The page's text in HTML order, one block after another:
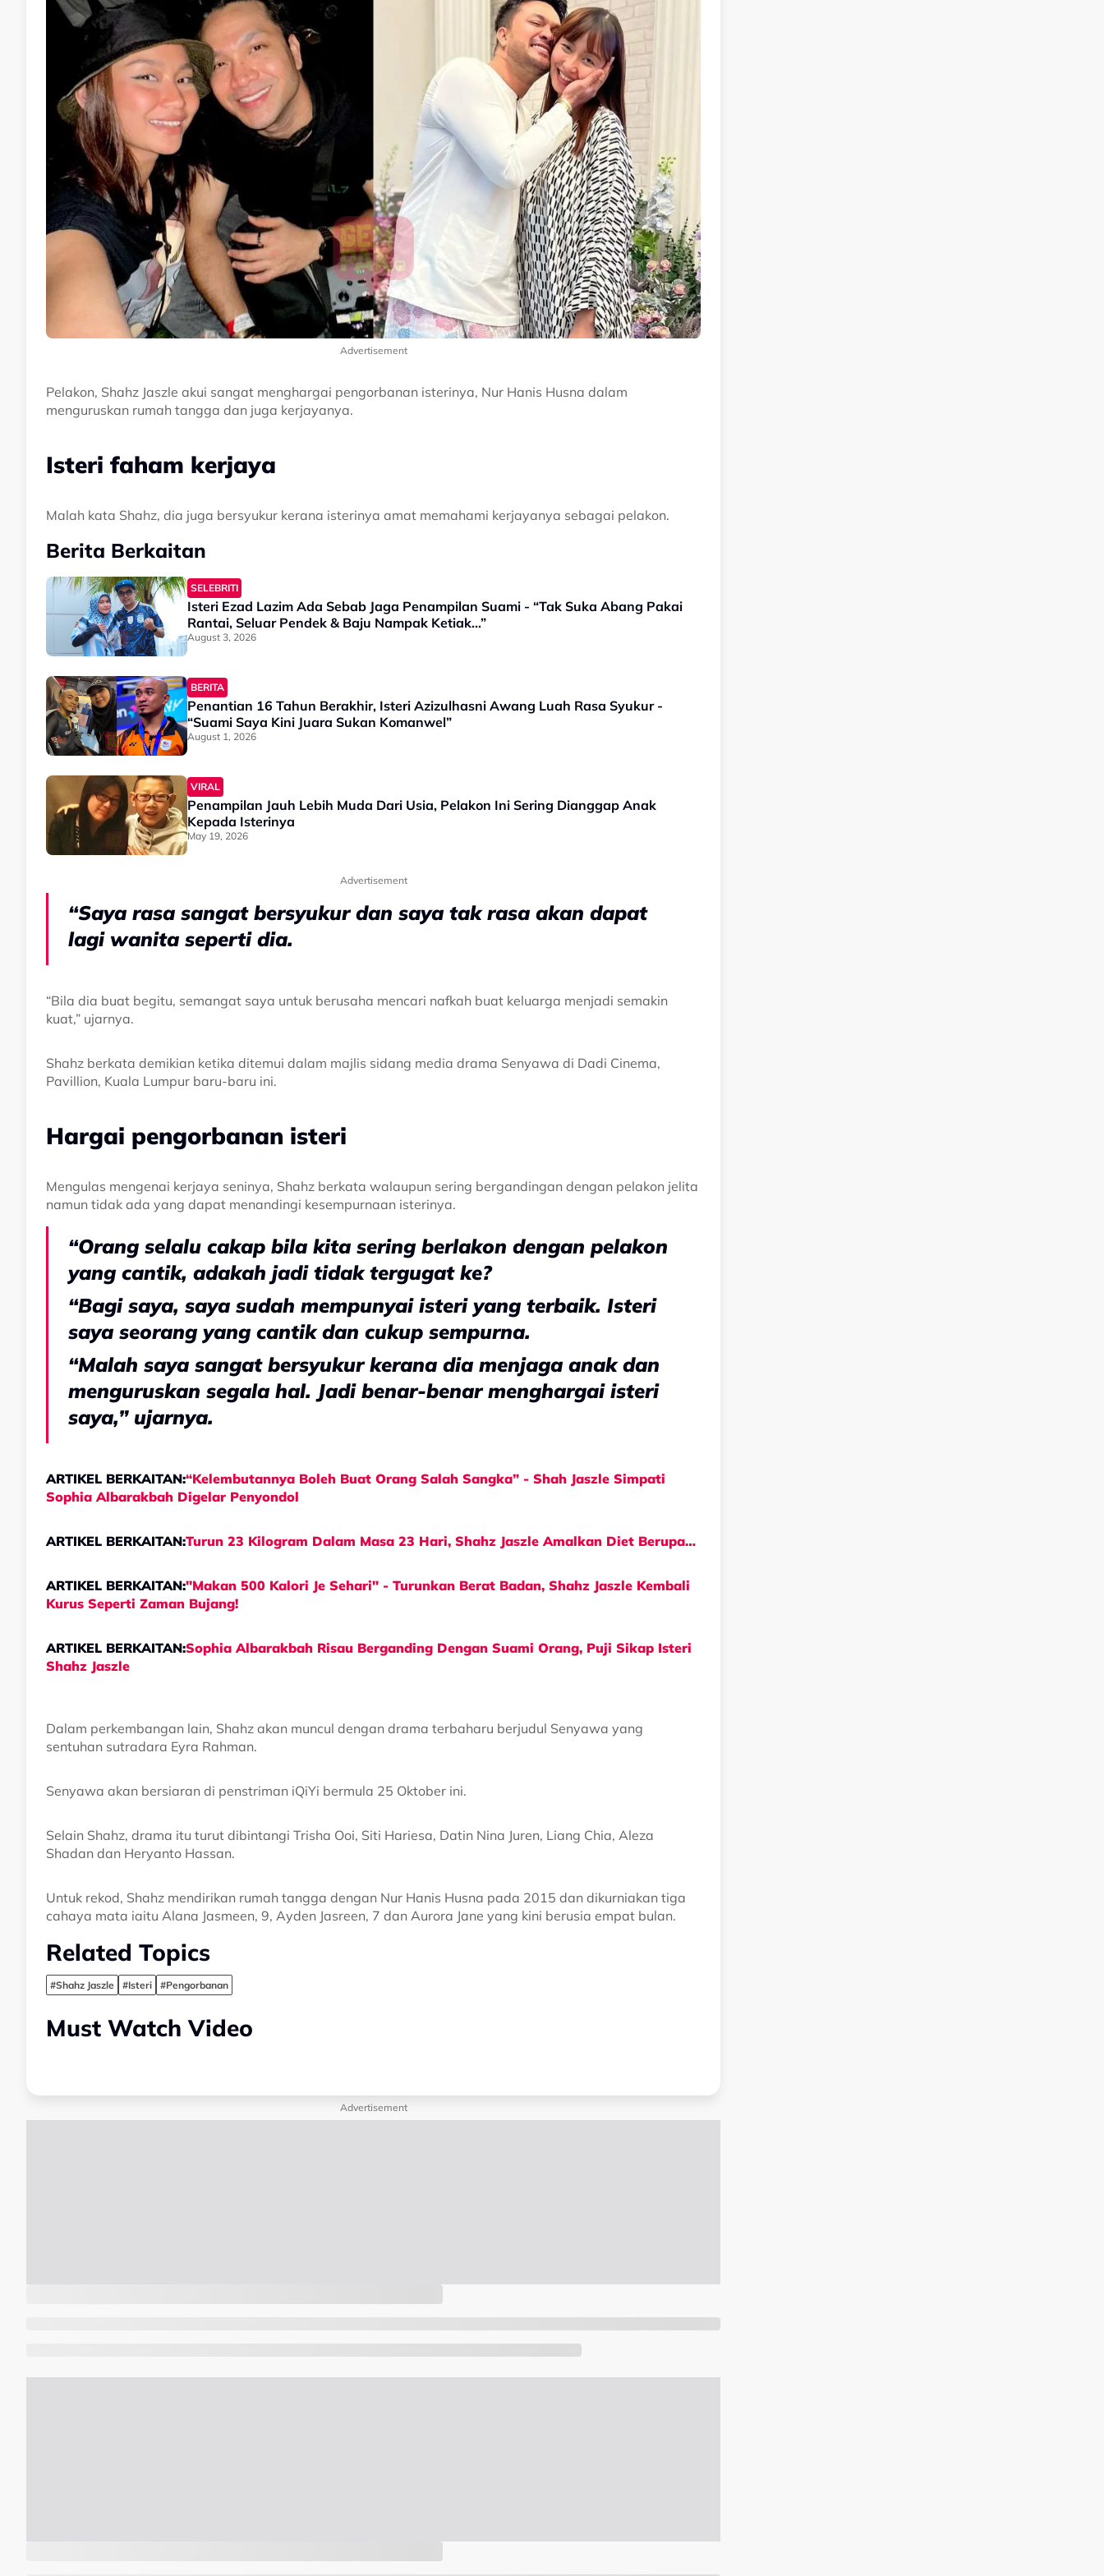
Advertisement
Pelakon, Shahz Jaszle akui sangat menghargai pengorbanan isterinya, Nur Hanis Husna dalam
menguruskan rumah tangga dan juga kerjayanya.
Isteri faham kerjaya
Malah kata Shahz, dia juga bersyukur kerana isterinya amat memahami kerjayanya sebagai pelakon.
Berita Berkaitan
SELEBRITI
Isteri Ezad Lazim Ada Sebab Jaga Penampilan Suami - “Tak Suka Abang Pakai
Rantai, Seluar Pendek & Baju Nampak Ketiak…”
August 3, 2026
BERITA
Penantian 16 Tahun Berakhir, Isteri Azizulhasni Awang Luah Rasa Syukur -
“Suami Saya Kini Juara Sukan Komanwel”
August 1, 2026
VIRAL
Penampilan Jauh Lebih Muda Dari Usia, Pelakon Ini Sering Dianggap Anak
Kepada Isterinya
May 19, 2026
Advertisement
“Saya rasa sangat bersyukur dan saya tak rasa akan dapat
lagi wanita seperti dia.
“Bila dia buat begitu, semangat saya untuk berusaha mencari nafkah buat keluarga menjadi semakin
kuat,” ujarnya.
Shahz berkata demikian ketika ditemui dalam majlis sidang media drama Senyawa di Dadi Cinema,
Pavillion, Kuala Lumpur baru-baru ini.
Hargai pengorbanan isteri
Mengulas mengenai kerjaya seninya, Shahz berkata walaupun sering bergandingan dengan pelakon jelita
namun tidak ada yang dapat menandingi kesempurnaan isterinya.
“Orang selalu cakap bila kita sering berlakon dengan pelakon
yang cantik, adakah jadi tidak tergugat ke?
“Bagi saya, saya sudah mempunyai isteri yang terbaik. Isteri
saya seorang yang cantik dan cukup sempurna.
“Malah saya sangat bersyukur kerana dia menjaga anak dan
menguruskan segala hal. Jadi benar-benar menghargai isteri
saya,” ujarnya.
ARTIKEL BERKAITAN:“Kelembutannya Boleh Buat Orang Salah Sangka” - Shah Jaszle Simpati
Sophia Albarakbah Digelar Penyondol
ARTIKEL BERKAITAN:Turun 23 Kilogram Dalam Masa 23 Hari, Shahz Jaszle Amalkan Diet Berupa…
ARTIKEL BERKAITAN:"Makan 500 Kalori Je Sehari" - Turunkan Berat Badan, Shahz Jaszle Kembali
Kurus Seperti Zaman Bujang!
ARTIKEL BERKAITAN:Sophia Albarakbah Risau Berganding Dengan Suami Orang, Puji Sikap Isteri
Shahz Jaszle
Dalam perkembangan lain, Shahz akan muncul dengan drama terbaharu berjudul Senyawa yang
sentuhan sutradara Eyra Rahman.
Senyawa akan bersiaran di penstriman iQiYi bermula 25 Oktober ini.
Selain Shahz, drama itu turut dibintangi Trisha Ooi, Siti Hariesa, Datin Nina Juren, Liang Chia, Aleza
Shadan dan Heryanto Hassan.
Untuk rekod, Shahz mendirikan rumah tangga dengan Nur Hanis Husna pada 2015 dan dikurniakan tiga
cahaya mata iaitu Alana Jasmeen, 9, Ayden Jasreen, 7 dan Aurora Jane yang kini berusia empat bulan.
Related Topics
#Shahz Jaszle #Isteri #Pengorbanan
Must Watch Video
Advertisement